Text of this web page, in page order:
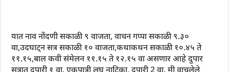
यात नाव नोंदणी सकाळी ९ वाजता, वाचन गप्पा सकाळी ९.३०
वा,उदघाट्न सत्र सकाळी १० वाजता,कथाकथन सकाळी १०.४५ ते
११.१५,बाल कवी संमेलन ११.१५ ते १२.१५ वा असणार आहे दुपार
सत्रात दुपारी १ वा. एकपात्री लघु नाटिका, दुपारी 2 वा. मी वाचलेले